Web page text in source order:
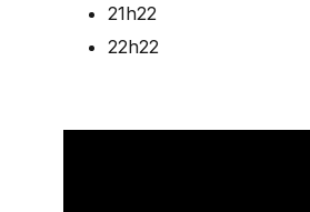
21h22
22h22